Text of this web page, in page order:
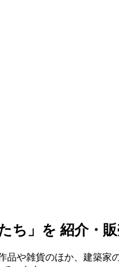
ち」を 紹介・
や雑貨のほか、建築